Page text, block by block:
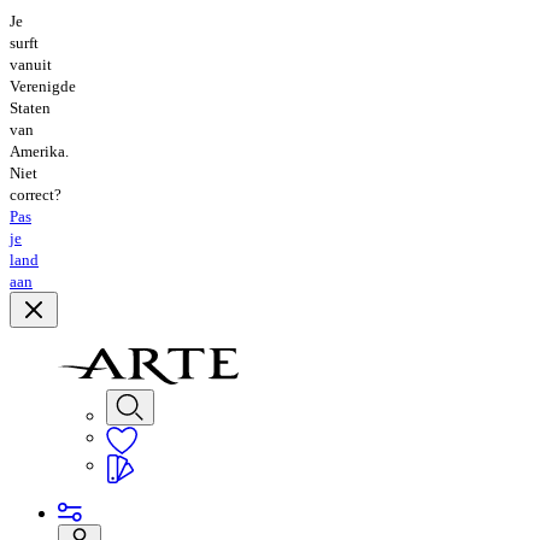
Je
surft
vanuit
Verenigde
Staten
van
Amerika.
Niet
correct?
Pas
je
land
aan